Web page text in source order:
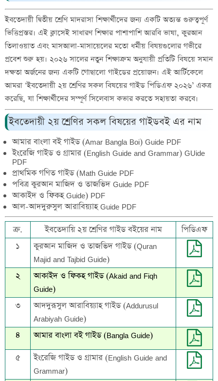
ইবতেদায়ী দ্বিতীয় শ্রেণি মাদরাসা শিক্ষার্থীদের জন্য একটি অত্যন্ত গুরুত্বপূর্ণ
ভিত্তিপ্রস্তর। এই ক্লাসেই সাধারণ শিক্ষার পাশাপাশি আরবি ভাষা, কুরআন
তিলাওয়াত এবং মাসআলা-মাসায়েলের মতো ধর্মীয় বিষয়গুলোর গভীরে
প্রবেশ শুরু হয়। ২০২৬ সালের নতুন শিক্ষাক্রম অনুযায়ী প্রতিটি বিষয়ে সমান
দক্ষতা অর্জনের জন্য একটি গোছালো গাইডের প্রয়োজন। এই আর্টিকেলে
আমরা ‘ইবতেদায়ী ২য় শ্রেণির সকল বিষয়ের গাইড পিডিএফ ২০২৬’ একত্র
করেছি, যা শিক্ষার্থীদের সম্পূর্ণ সিলেবাস কভার করতে সহায়তা করবে।
ইবতেদায়ী ২য় শ্রেণির সকল বিষয়ের গাইডবই এর নাম
আমার বাংলা বই গাইড (Amar Bangla Boi) Guide PDF
ইংরেজি গাইড ও গ্রামার (English Guide and Grammar) GUide
PDF
প্রাথমিক গণিত গাইড (Math Guide PDF
পবিত্র কুরআন মাজিদ ও তাজভিদ Guide PDF
আকাইদ ও ফিকহ Guide) PDF
আল-আদদুরুসুল আরাবিয়্যাহ Guide PDF
ক্র. ইবতেদায়ি ২য় শ্রেণির গাইড বইয়ের নাম
পিডিএফ
১
কুরআন মাজিদ ও তাজভিদ গাইড (Quran
Majid and Tajbid Guide)
২
আকাইদ ও ফিকহ গাইড (Akaid and Fiqh
Guide)
৩
আদদুরূসুল আরাবিয়্যাহ গাইড (Addurusul
Arabiyah Guide)
৪
আমার বাংলা বই গাইড (Bangla Guide)
৫
ইংরেজি গাইড ও গ্রামার (English Guide and
Grammar)